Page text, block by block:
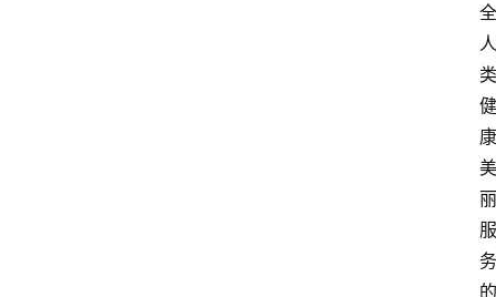
全
人
类
健
康
美
丽
服
务
的